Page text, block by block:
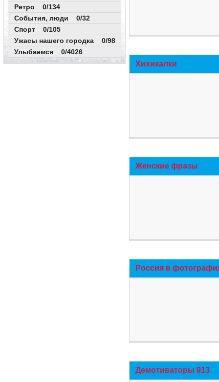
Ретро 0/134
События, люди 0/32
Спорт 0/105
Ужасы нашего городка 0/98
Улыбаемся 0/4026
Хихикалки
Женские фразы
Россия в
Демотиваторы 913